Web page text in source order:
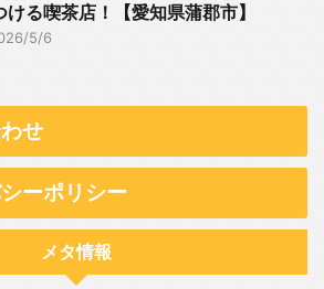
ける喫茶店！【愛知県蒲郡市】
5/6
せ
ーポリシー
メタ情報